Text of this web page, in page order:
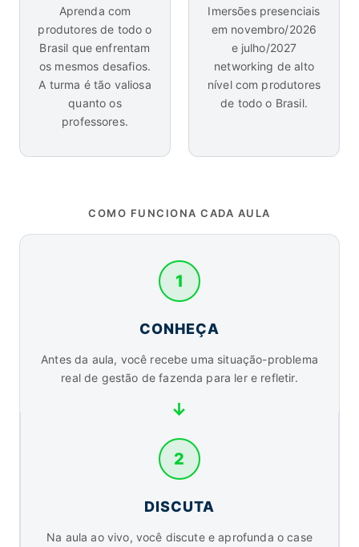
Aprenda com
produtores de todo o
Brasil que enfrentam
os mesmos desafios.
A turma é tão valiosa
quanto os
professores.
Imersões presenciais
em novembro/2026
e julho/2027
networking de alto
nível com produtores
de todo o Brasil.
COMO FUNCIONA CADA AULA
1
CONHEÇA
Antes da aula, você recebe uma situação-problema
real de gestão de fazenda para ler e refletir.
2
DISCUTA
Na aula ao vivo, você discute e aprofunda o case